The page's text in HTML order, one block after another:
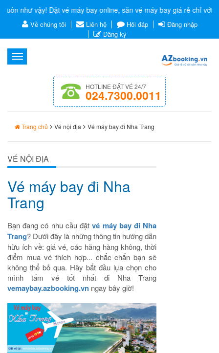
như vậy! Đặt vé máy bay online, săn vé máy bay giá rẻ chỉ với 3
Về chúng tôi Liên hệ Hỏi đáp
Đăng nhập
Đăng ký
Menu
HOTLINE ĐẶT VÉ 24/7
024.7300.0011
Trang chủ Vé nội địa Vé máy bay đi Nha Trang
VÉ NỘI ĐỊA
Vé máy bay đi Nha
Trang
Bạn đang có nhu cầu đặtvé máy bay đi Nha
Trang? Dưới đây là những thông tin hướng dẫn
hữu ích về: giá vé, các hãng hàng không, thời
điểm mua vé thích hợp... chắc chắn bạn sẽ
không thể bỏ qua. Hãy bắt đầu lựa chọn cho
mình tấm vé tốt nhất đi Nha Trang
vemaybay.azbooking.vn ngay bây giờ!